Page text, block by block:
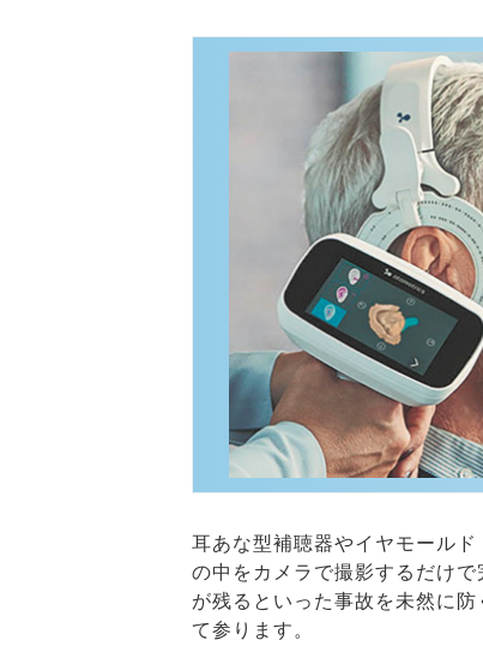
耳あな型補聴器やイヤモール
の中をカメラで撮影するだけ
が残るといった事故を未然に
て参ります。